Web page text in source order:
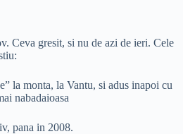
Ceva gresit, si nu de azi de ieri. Cele
la monta, la Vantu, si adus inapoi cu
nabadaioasa
pana in 2008.